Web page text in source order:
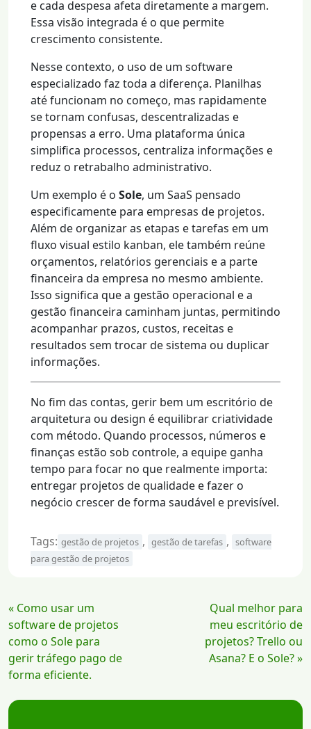
e cada despesa afeta diretamente a margem.
Essa visão integrada é o que permite
crescimento consistente.
Nesse contexto, o uso de um software
especializado faz toda a diferença. Planilhas
até funcionam no começo, mas rapidamente
se tornam confusas, descentralizadas e
propensas a erro. Uma plataforma única
simplifica processos, centraliza informações e
reduz o retrabalho administrativo.
Um exemplo é o Sole, um SaaS pensado
especificamente para empresas de projetos.
Além de organizar as etapas e tarefas em um
fluxo visual estilo kanban, ele também reúne
orçamentos, relatórios gerenciais e a parte
financeira da empresa no mesmo ambiente.
Isso significa que a gestão operacional e a
gestão financeira caminham juntas, permitindo
acompanhar prazos, custos, receitas e
resultados sem trocar de sistema ou duplicar
informações.
No fim das contas, gerir bem um escritório de
arquitetura ou design é equilibrar criatividade
com método. Quando processos, números e
finanças estão sob controle, a equipe ganha
tempo para focar no que realmente importa:
entregar projetos de qualidade e fazer o
negócio crescer de forma saudável e previsível.
Tags: gestão de projetos , gestão de tarefas , software
para gestão de projetos
Continue
Lendo
« Como usar um
software de projetos
como o Sole para
gerir tráfego pago de
forma eficiente.
Qual melhor para
meu escritório de
projetos? Trello ou
Asana? E o Sole? »